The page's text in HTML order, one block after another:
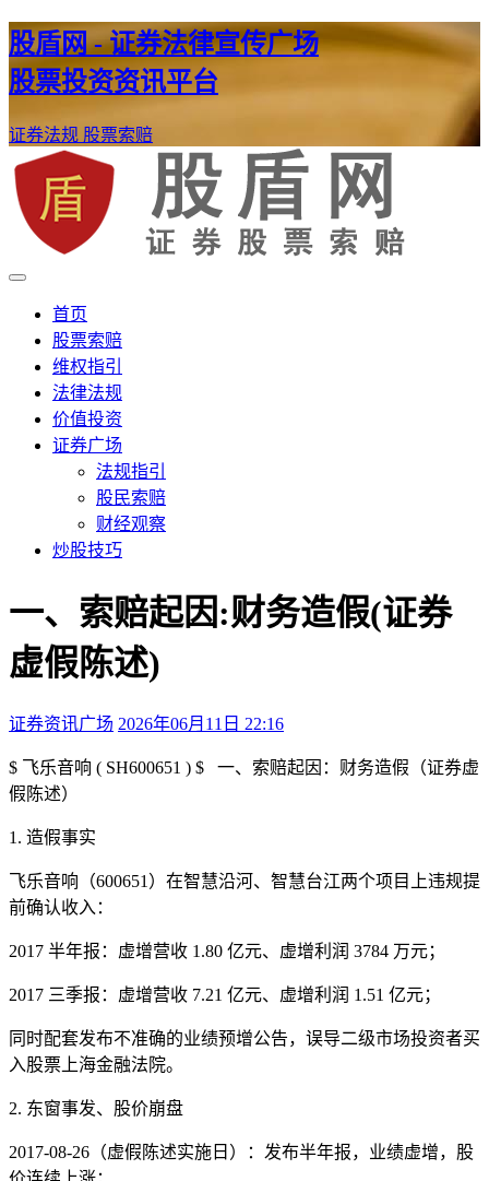
股盾网 - 证券法律宣传广场
股票投资资讯平台
证券法规 股票索赔
股盾网
证券股票维权网
首页
股票索赔
维权指引
法律法规
价值投资
证券广场
法规指引
股民索赔
财经观察
炒股技巧
一、索赔起因:财务造假(证券
虚假陈述)
证券资讯广场 2026年06月11日 22:16
$ 飞乐音响 ( SH600651 ) $ 一、索赔起因：财务造假（证券虚
假陈述）
1. 造假事实
飞乐音响（600651）在智慧沿河、智慧台江两个项目上违规提
前确认收入：
2017 半年报：虚增营收 1.80 亿元、虚增利润 3784 万元；
2017 三季报：虚增营收 7.21 亿元、虚增利润 1.51 亿元；
同时配套发布不准确的业绩预增公告，误导二级市场投资者买
入股票上海金融法院。
2. 东窗事发、股价崩盘
2017-08-26（虚假陈述实施日）：发布半年报，业绩虚增，股